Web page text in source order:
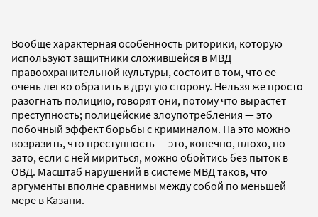
Вообще характерная особенность риторики, которую
используют защитники сложившейся в МВД
правоохранительной культуры, состоит в том, что ее
очень легко обратить в другую сторону. Нельзя же просто
разогнать полицию, говорят они, потому что вырастет
преступность; полицейские злоупотребления — это
побочный эффект борьбы с криминалом. На это можно
возразить, что преступность — это, конечно, плохо, но
зато, если с ней мириться, можно обойтись без пыток в
ОВД. Масштаб нарушений в системе МВД таков, что
аргументы вполне сравнимы между собой по меньшей
мере в Казани.